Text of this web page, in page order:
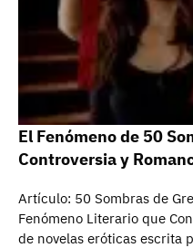
El Fenómeno de 50
Controversia y
Artículo: 50 Sombras de
Fenómeno Literario que
de novelas eróticas escrita